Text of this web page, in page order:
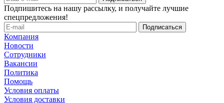
Подпишитесь на нашу рассылку, и получайте лучшие
спецпредложения!
Компания
Новости
Сотрудники
Вакансии
Политика
Помощь
Условия оплаты
Условия доставки